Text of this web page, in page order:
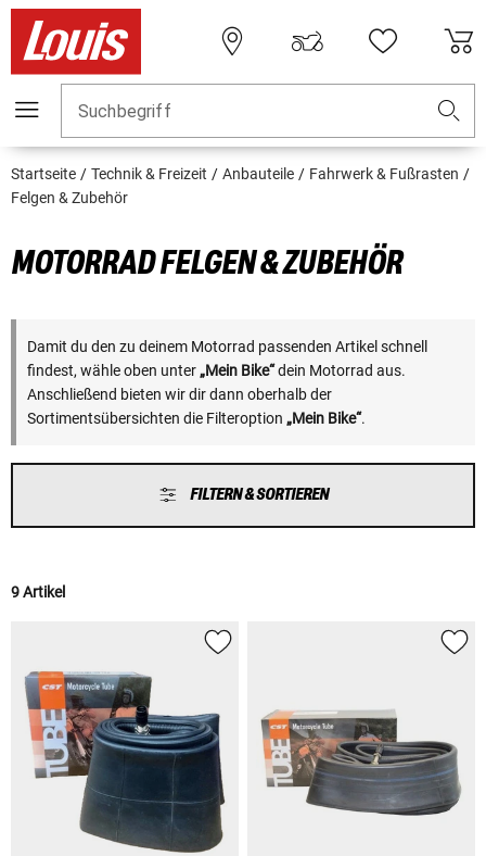
Suchbegriff
Startseite Technik & Freizeit Anbauteile
Fahrwerk & Fußrasten
Felgen & Zubehör
MOTORRAD FELGEN & ZUBEHÖR
Damit du den zu deinem Motorrad passenden Artikel schnell
findest, wähle oben unter„Mein Bike“dein Motorrad aus.
Anschließend bieten wir dir dann oberhalb der
Sortimentsübersichten die Filteroption „Mein Bike“.
FILTERN & SORTIEREN
9 Artikel